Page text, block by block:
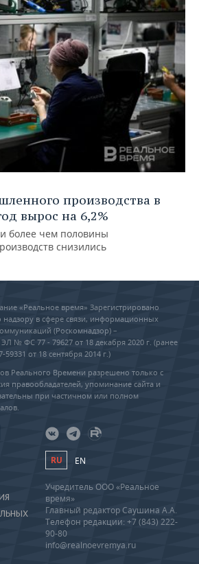
производства в
вырос на 6,2%
более чем половины
снизились
«Реальное время» Зарегистрировано
в сфере связи, информационных
(Роскомнадзор) –
№ ФС 77 - 79627 от 18 декабря 2020 г. (ранее
от 18 сентября 2014 г.)
Реального Времени разрешено только с
правообладателей, упоминание сайта и
при частичном или полном
RU EN
Учредитель ООО «Реальное
время»
Главный редактор Саушина А.А.
Телефон редакции: +7 (843) 222-
90-80
info@realnoevremya.ru